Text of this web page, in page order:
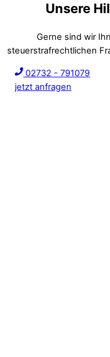
Unsere
Gerne sind wir
steuerstrafrechtlichen
02732 - 791079
jetzt anfragen